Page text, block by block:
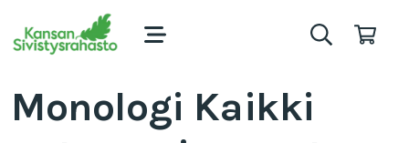
Monologi Kaikki